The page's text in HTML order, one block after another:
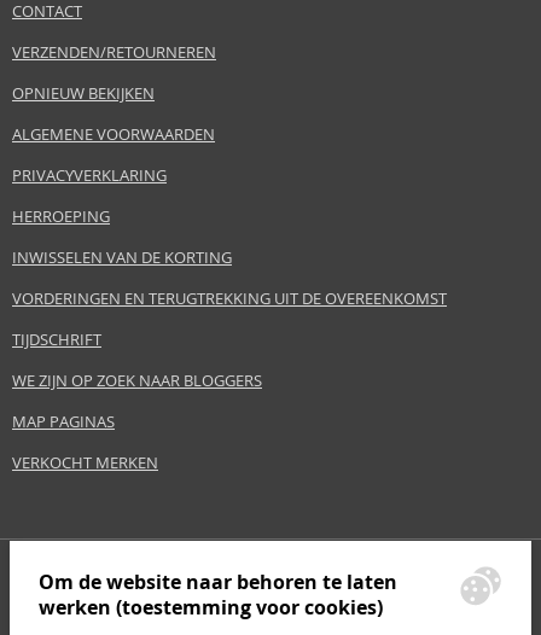
CONTACT
VERZENDEN/RETOURNEREN
OPNIEUW BEKIJKEN
ALGEMENE VOORWAARDEN
PRIVACYVERKLARING
HERROEPING
INWISSELEN VAN DE KORTING
VORDERINGEN EN TERUGTREKKING UIT DE OVEREENKOMST
TIJDSCHRIFT
WE ZIJN OP ZOEK NAAR BLOGGERS
MAP PAGINAS
VERKOCHT MERKEN
Om de website naar behoren te laten
werken (toestemming voor cookies)